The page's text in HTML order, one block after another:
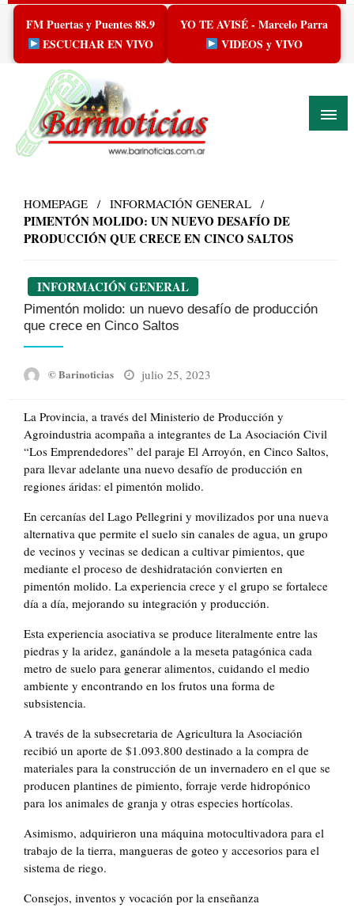
Skip
content
FM Puertas y Puentes 88.9
ESCUCHAR EN VIVO
YO TE AVISÉ - Marcelo Parra
VIDEOS y VIVO
HOMEPAGE INFORMACIÓN GENERAL
PIMENTÓN MOLIDO: UN NUEVO DESAFÍO DE
PRODUCCIÓN QUE CRECE EN CINCO SALTOS
INFORMACIÓN GENERAL
Pimentón molido: un nuevo desafío de producción
que crece en Cinco Saltos
© Barinoticias
Posted
julio 25, 2023
La Provincia, a través del Ministerio de Producción y
Agroindustria acompaña a integrantes de La Asociación Civil
“Los Emprendedores” del paraje El Arroyón, en Cinco Saltos,
para llevar adelante una nuevo desafío de producción en
regiones áridas: el pimentón molido.
En cercanías del Lago Pellegrini y movilizados por una nueva
alternativa que permite el suelo sin canales de agua, un grupo
de vecinos y vecinas se dedican a cultivar pimientos, que
mediante el proceso de deshidratación convierten en
pimentón molido. La experiencia crece y el grupo se fortalece
día a día, mejorando su integración y producción.
Esta experiencia asociativa se produce literalmente entre las
piedras y la aridez, ganándole a la meseta patagónica cada
metro de suelo para generar alimentos, cuidando el medio
ambiente y encontrando en los frutos una forma de
subsistencia.
A través de la subsecretaria de Agricultura la Asociación
recibió un aporte de $1.093.800 destinado a la compra de
materiales para la construcción de un invernadero en el que se
producen plantines de pimiento, forraje verde hidropónico
para los animales de granja y otras especies hortícolas.
Asimismo, adquirieron una máquina motocultivadora para el
trabajo de la tierra, mangueras de goteo y accesorios para el
sistema de riego.
Consejos, inventos y vocación por la enseñanza